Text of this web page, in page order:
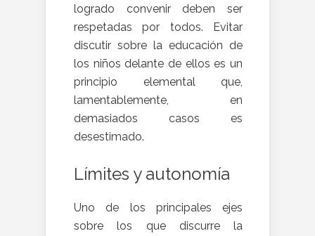
logrado convenir deben ser
respetadas por todos. Evitar
discutir sobre la educación de
los niños delante de ellos es un
principio elemental que,
lamentablemente, en
demasiados casos es
desestimado.
Límites y autonomía
Uno de los principales ejes
sobre los que discurre la